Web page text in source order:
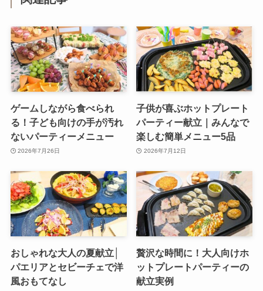
ゲームしながら食べられ
る！子ども向けの手が汚れ
ないパーティーメニュー
2026年7月26日
子供が喜ぶホットプレート
パーティー献立｜みんなで
楽しむ簡単メニュー5品
2026年7月12日
おしゃれな大人の夏献立│
パエリアとセビーチェで洋
風おもてなし
贅沢な時間に！大人向けホ
ットプレートパーティーの
献立実例